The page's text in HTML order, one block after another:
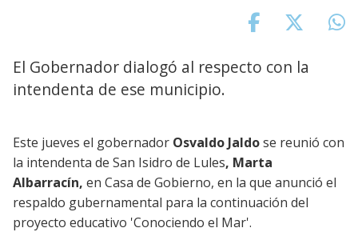
El Gobernador dialogó al respecto con la
intendenta de ese municipio.
Este jueves el gobernador Osvaldo Jaldose reunió con
la intendenta de San Isidro de Lules, Marta
Albarracín, en Casa de Gobierno, en la que anunció el
respaldo gubernamental para la continuación del
proyecto educativo 'Conociendo el Mar'.